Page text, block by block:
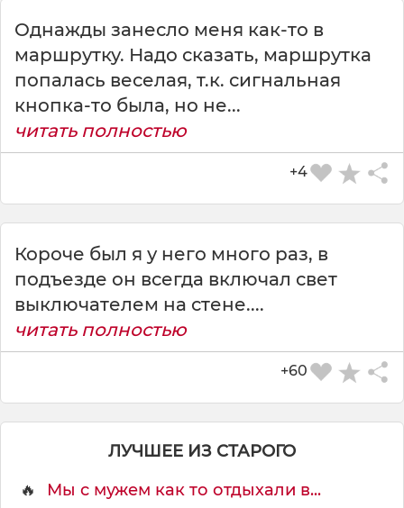
СКАЧАТЬ КАРТИНКУ
Однажды занесло меня как-то в
маршрутку. Надо сказать, маршрутка
попалась веселая, т.к. сигнальная
кнопка-то была, но не...
читать полностью
+4
Короче был я у него много раз, в
подъезде он всегда включал свет
выключателем на стене....
читать полностью
+60
ЛУЧШЕЕ ИЗ СТАРОГО
🔥
Мы с мужем как то отдыхали в...